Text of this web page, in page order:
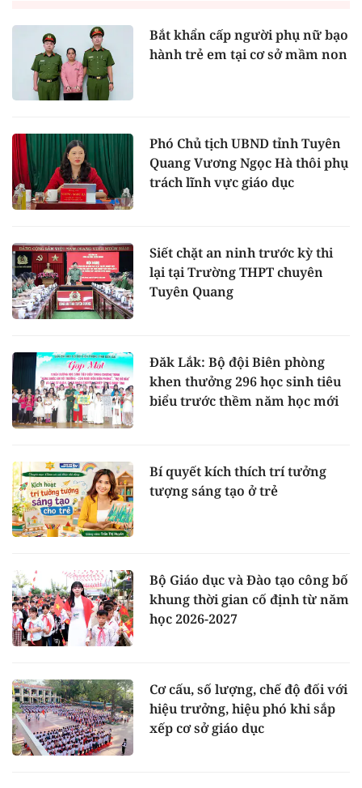
Bắt khẩn cấp người phụ nữ bạo
hành trẻ em tại cơ sở mầm non
Phó Chủ tịch UBND tỉnh Tuyên
Quang Vương Ngọc Hà thôi phụ
trách lĩnh vực giáo dục
Siết chặt an ninh trước kỳ thi
lại tại Trường THPT chuyên
Tuyên Quang
Đăk Lắk: Bộ đội Biên phòng
khen thưởng 296 học sinh tiêu
biểu trước thềm năm học mới
Bí quyết kích thích trí tưởng
tượng sáng tạo ở trẻ
Bộ Giáo dục và Đào tạo công bố
khung thời gian cố định từ năm
học 2026-2027
Cơ cấu, số lượng, chế độ đối với
hiệu trưởng, hiệu phó khi sắp
xếp cơ sở giáo dục